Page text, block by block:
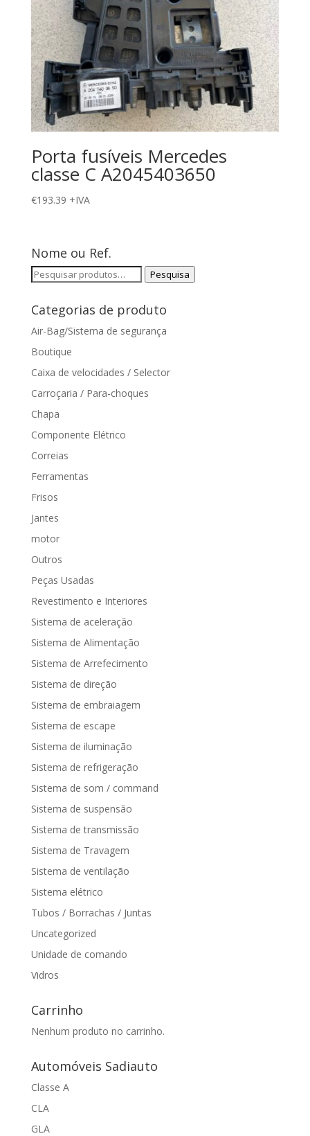
Porta fusíveis Mercedes
classe C A2045403650
€193.39 +IVA
Nome ou Ref.
Pesquisar
Pesquisa
Categorias de produto
Air-Bag/Sistema de segurança
Boutique
Caixa de velocidades / Selector
Carroçaria / Para-choques
Chapa
Componente Elétrico
Correias
Ferramentas
Frisos
Jantes
motor
Outros
Peças Usadas
Revestimento e Interiores
Sistema de aceleração
Sistema de Alimentação
Sistema de Arrefecimento
Sistema de direção
Sistema de embraiagem
Sistema de escape
Sistema de iluminação
Sistema de refrigeração
Sistema de som / command
Sistema de suspensão
Sistema de transmissão
Sistema de Travagem
Sistema de ventilação
Sistema elétrico
Tubos / Borrachas / Juntas
Uncategorized
Unidade de comando
Vidros
Carrinho
Nenhum produto no carrinho.
Automóveis Sadiauto
Classe A
CLA
GLA